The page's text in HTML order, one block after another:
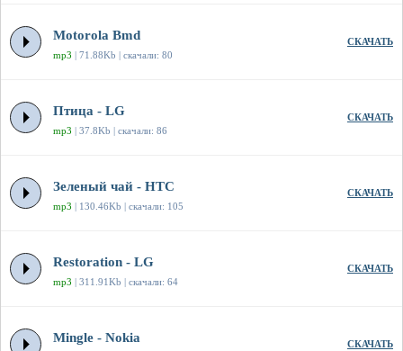
Motorola Bmd
mp3 | 71.88Kb | скачали: 80
СКАЧАТЬ
Птица - LG
mp3 | 37.8Kb | скачали: 86
СКАЧАТЬ
Зеленый чай - HTC
mp3 | 130.46Kb | скачали: 105
СКАЧАТЬ
Restoration - LG
mp3 | 311.91Kb | скачали: 64
СКАЧАТЬ
Mingle - Nokia СКАЧАТЬ